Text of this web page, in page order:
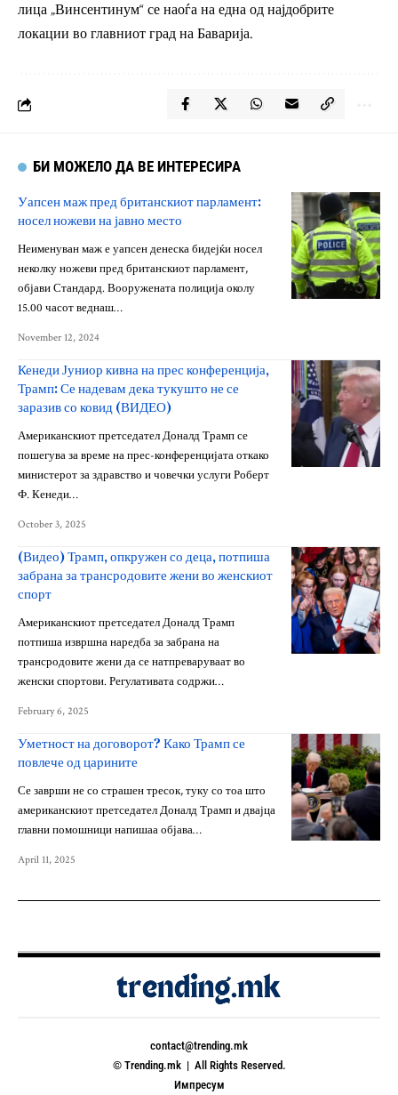
лица „Винсентинум“ се наоѓа на една од најдобрите
локации во главниот град на Баварија.
БИ МОЖЕЛО ДА ВЕ ИНТЕРЕСИРА
Уапсен маж пред британскиот парламент:
носел ножеви на јавно место
Неименуван маж е уапсен денеска бидејќи носел
неколку ножеви пред британскиот парламент,
објави Стандард. Вооружената полиција околу
15.00 часот веднаш…
November 12, 2024
Кенеди Јуниор кивна на прес конференција,
Трамп: Се надевам дека тукушто не се
заразив со ковид (ВИДЕО)
Американскиот претседател Доналд Трамп се
пошегува за време на прес-конференцијата откако
министерот за здравство и човечки услуги Роберт
Ф. Кенеди…
October 3, 2025
(Видео) Трамп, опкружен со деца, потпиша
забрана за трансродовите жени во женскиот
спорт
Американскиот претседател Доналд Трамп
потпиша извршна наредба за забрана на
трансродовите жени да се натпреваруваат во
женски спортови. Регулативата содржи…
February 6, 2025
Уметност на договорот? Како Трамп се
повлече од царините
Се заврши не со страшен тресок, туку со тоа што
американскиот претседател Доналд Трамп и двајца
главни помошници напишаа објава…
April 11, 2025
contact@trending.mk
© Trending.mk | All Rights Reserved.
Импресум